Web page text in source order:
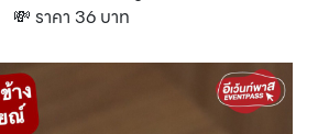
💸 ราคา 36 บาท